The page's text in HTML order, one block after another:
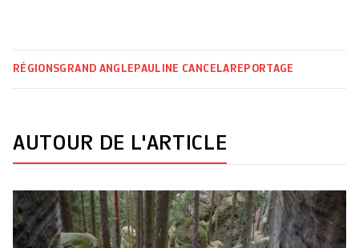
RÉGIONSGRAND ANGLE PAULINE CANCELA REPORTAGE
AUTOUR DE L'ARTICLE